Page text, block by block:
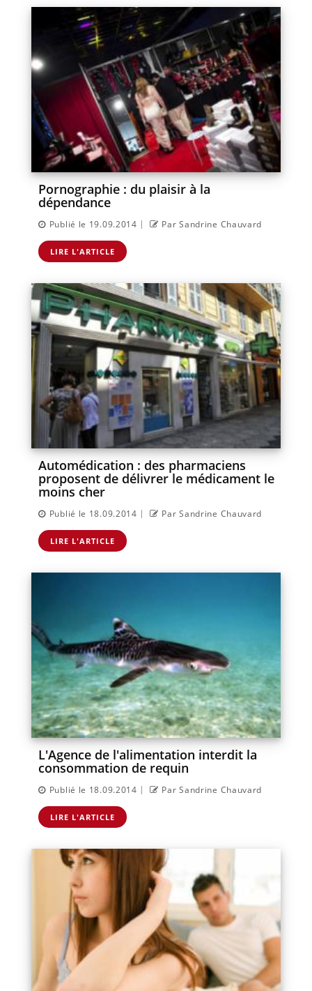
Pornographie : du plaisir à la
dépendance
Publié le 19.09.2014 | Par Sandrine Chauvard
LIRE L'ARTICLE
Automédication : des pharmaciens
proposent de délivrer le médicament le
moins cher
Publié le 18.09.2014 | Par Sandrine Chauvard
LIRE L'ARTICLE
L'Agence de l'alimentation interdit la
consommation de requin
Publié le 18.09.2014 | Par Sandrine Chauvard
LIRE L'ARTICLE